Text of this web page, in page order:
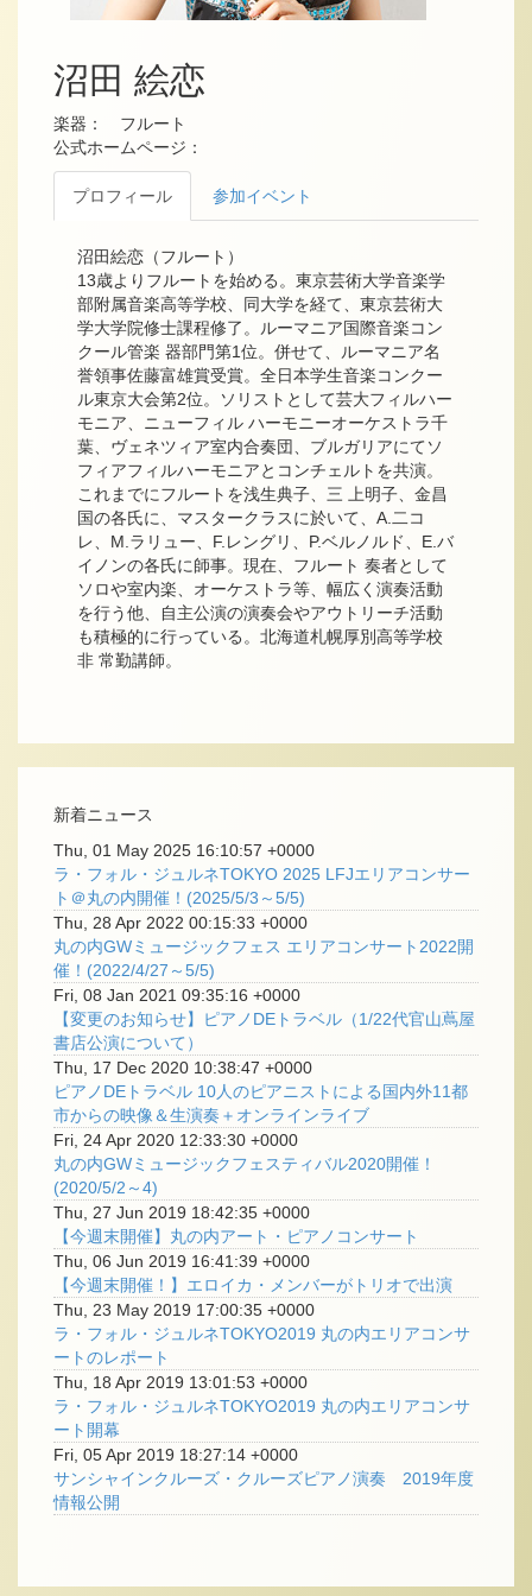
沼田 絵恋
楽器： フルート
公式ホームページ：
プロフィール 参加イベント
沼田絵恋（フルート）
13歳よりフルートを始める。東京芸術大学音楽学
部附属音楽高等学校、同大学を経て、東京芸術大
学大学院修士課程修了。ルーマニア国際音楽コン
クール管楽 器部門第1位。併せて、ルーマニア名
誉領事佐藤富雄賞受賞。全日本学生音楽コンクー
ル東京大会第2位。ソリストとして芸大フィルハー
モニア、ニューフィル ハーモニーオーケストラ千
葉、ヴェネツィア室内合奏団、ブルガリアにてソ
フィアフィルハーモニアとコンチェルトを共演。
これまでにフルートを浅生典子、三 上明子、金昌
国の各氏に、マスタークラスに於いて、A.二コ
レ、M.ラリュー、F.レングリ、P.ベルノルド、E.バ
イノンの各氏に師事。現在、フルート 奏者として
ソロや室内楽、オーケストラ等、幅広く演奏活動
を行う他、自主公演の演奏会やアウトリーチ活動
も積極的に行っている。北海道札幌厚別高等学校
非 常勤講師。
新着ニュース
Thu, 01 May 2025 16:10:57 +0000
ラ・フォル・ジュルネTOKYO 2025 LFJエリアコンサー
ト＠丸の内開催！(2025/5/3～5/5)
Thu, 28 Apr 2022 00:15:33 +0000
丸の内GWミュージックフェス エリアコンサート2022開
催！(2022/4/27～5/5)
Fri, 08 Jan 2021 09:35:16 +0000
【変更のお知らせ】ピアノDEトラベル（1/22代官山蔦屋
書店公演について）
Thu, 17 Dec 2020 10:38:47 +0000
ピアノDEトラベル 10人のピアニストによる国内外11都
市からの映像＆生演奏＋オンラインライブ
Fri, 24 Apr 2020 12:33:30 +0000
丸の内GWミュージックフェスティバル2020開催！
(2020/5/2～4)
Thu, 27 Jun 2019 18:42:35 +0000
【今週末開催】丸の内アート・ピアノコンサート
Thu, 06 Jun 2019 16:41:39 +0000
【今週末開催！】エロイカ・メンバーがトリオで出演
Thu, 23 May 2019 17:00:35 +0000
ラ・フォル・ジュルネTOKYO2019 丸の内エリアコンサ
ートのレポート
Thu, 18 Apr 2019 13:01:53 +0000
ラ・フォル・ジュルネTOKYO2019 丸の内エリアコンサ
ート開幕
Fri, 05 Apr 2019 18:27:14 +0000
サンシャインクルーズ・クルーズピアノ演奏 2019年度
情報公開